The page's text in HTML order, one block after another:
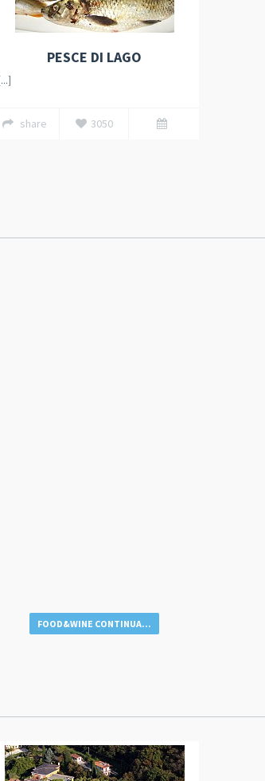
PESCE DI LAGO
share 3050
FOOD&WINE CONTINUA...